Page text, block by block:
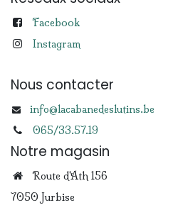
Facebook
Instagram
Nous contacter
info@lacabanedeslutins.be
065/33.57.19
Notre magasin
Route d'Ath 156
7050 Jurbise